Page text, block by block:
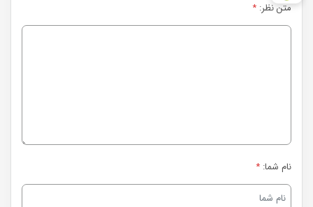
متن نظر: *
نام شما: *